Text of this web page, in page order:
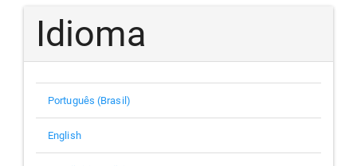
Idioma
Português (Brasil)
English